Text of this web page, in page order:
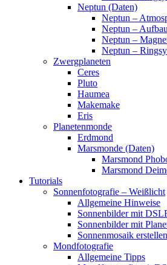
Neptun (Daten)
Neptun –
Neptun – Aufbau
Neptun –
Neptun –
Zwergplaneten
Ceres
Pluto
Haumea
Makemake
Eris
Planetenmonde
Erdmond
Marsmonde (Daten)
Marsmond
Marsmond
Tutorials
Sonnenfotografie – Weißlicht
Allgemeine Hinweise
Sonnenbilder mit
Sonnenbilder mit
Sonnenmosaik erstellen
Mondfotografie
Allgemeine Tipps